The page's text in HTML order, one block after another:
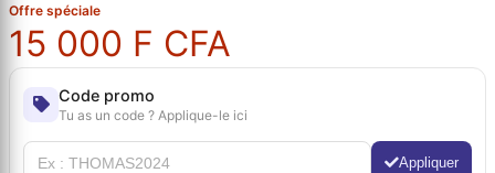
Offre spéciale
15 000 F CFA
Code promo
Tu as un code ? Applique-le ici
Appliquer